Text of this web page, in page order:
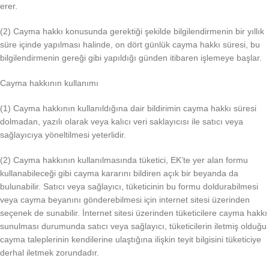
erer.
(2) Cayma hakkı konusunda gerektiği şekilde bilgilendirmenin bir yıllık
süre içinde yapılması halinde, on dört günlük cayma hakkı süresi, bu
bilgilendirmenin gereği gibi yapıldığı günden itibaren işlemeye başlar.
Cayma hakkının kullanımı
(1) Cayma hakkının kullanıldığına dair bildirimin cayma hakkı süresi
dolmadan, yazılı olarak veya kalıcı veri saklayıcısı ile satıcı veya
sağlayıcıya yöneltilmesi yeterlidir.
(2) Cayma hakkının kullanılmasında tüketici, EK’te yer alan formu
kullanabileceği gibi cayma kararını bildiren açık bir beyanda da
bulunabilir. Satıcı veya sağlayıcı, tüketicinin bu formu doldurabilmesi
veya cayma beyanını gönderebilmesi için internet sitesi üzerinden
seçenek de sunabilir. İnternet sitesi üzerinden tüketicilere cayma hakkı
sunulması durumunda satıcı veya sağlayıcı, tüketicilerin iletmiş olduğu
cayma taleplerinin kendilerine ulaştığına ilişkin teyit bilgisini tüketiciye
derhal iletmek zorundadır.